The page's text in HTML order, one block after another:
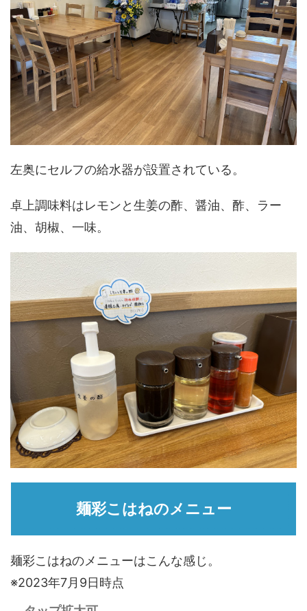
左奥にセルフの給水器が設置されている。
卓上調味料はレモンと生姜の酢、醤油、酢、ラー
油、胡椒、一味。
麺彩こはねのメニュー
麺彩こはねのメニューはこんな感じ。
※2023年7月9日時点